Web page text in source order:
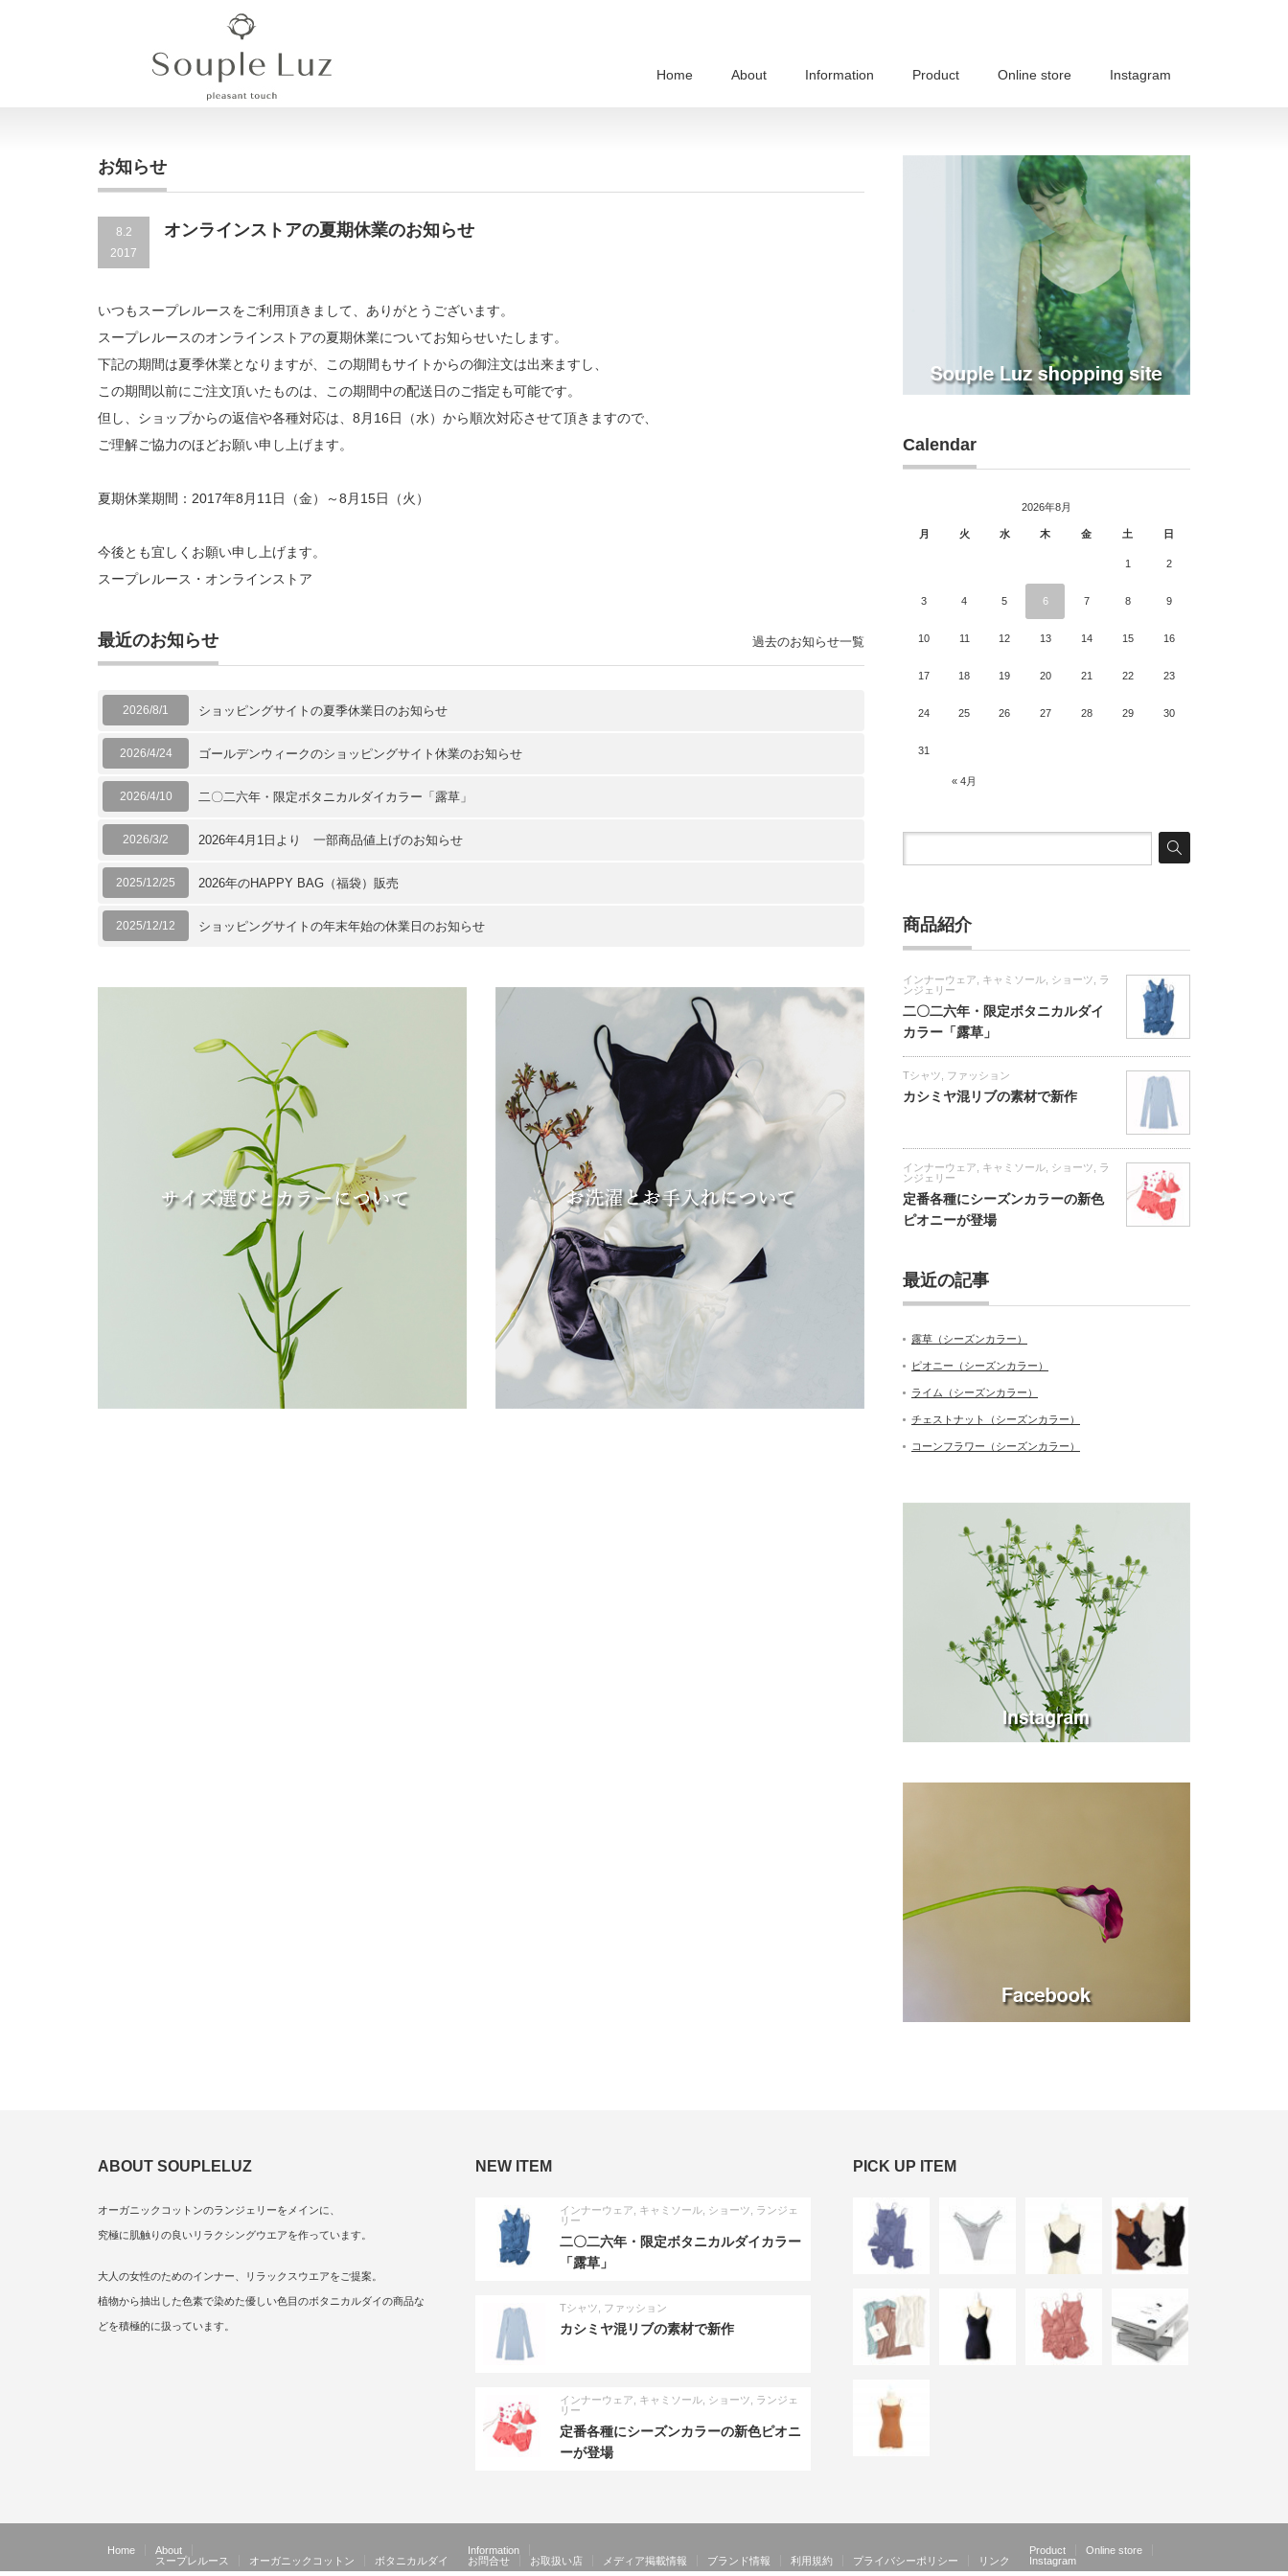
Home About Information Product Online store Instagram
お知らせ
8.2
2017
オンラインストアの夏期休業のお知らせ
いつもスープレルースをご利用頂きまして、ありがとうございます。
スープレルースのオンラインストアの夏期休業についてお知らせいたします。
下記の期間は夏季休業となりますが、この期間もサイトからの御注文は出来ますし、
この期間以前にご注文頂いたものは、この期間中の配送日のご指定も可能です。
但し、ショップからの返信や各種対応は、8月16日（水）から順次対応させて頂きますので、
ご理解ご協力のほどお願い申し上げます。
夏期休業期間：2017年8月11日（金）～8月15日（火）
今後とも宜しくお願い申し上げます。
スープレルース・オンラインストア
最近のお知らせ
2026/8/1 ショッピングサイトの夏季休業日のお知らせ
2026/4/24 ゴールデンウィークのショッピングサイト休業のお知らせ
2026/4/10 二〇二六年・限定ボタニカルダイカラー「露草」
2026/3/2 2026年4月1日より 一部商品値上げのお知らせ
2025/12/25 2026年のHAPPY BAG（福袋）販売
2025/12/12 ショッピングサイトの年末年始の休業日のお知らせ
過去のお知らせ一覧
Calendar
2026年8月
月 火 水 木 金 土 日
« 4月
1 2
3 4 5 6 7 8 9
10 11 12 13 14 15 16
17 18 19 20 21 22 23
24 25 26 27 28 29 30
31
商品紹介
インナーウェア キャミソール ショーツ
ラ
ンジェリー
二〇二六年・限定ボタニカルダイ
カラー「露草」
Tシャツ ファッション
カシミヤ混リブの素材で新作
インナーウェア キャミソール ショーツ
ラ
ンジェリー
定番各種にシーズンカラーの新色
ピオニーが登場
最近の記事
露草（シーズンカラー）
ピオニー（シーズンカラー）
ライム（シーズンカラー）
チェストナット（シーズンカラー）
コーンフラワー（シーズンカラー）
ABOUT SOUPLELUZ
オーガニックコットンのランジェリーをメインに、
究極に肌触りの良いリラクシングウエアを作っています。
大人の女性のためのインナー、リラックスウエアをご提案。
植物から抽出した色素で染めた優しい色目のボタニカルダイの商品な
どを積極的に扱っています。
NEW ITEM
インナーウェア キャミソール ショーツ
ランジェ
リー
二〇二六年・限定ボタニカルダイカラー
「露草」
Tシャツ ファッション
カシミヤ混リブの素材で新作
インナーウェア キャミソール ショーツ
ランジェ
リー
定番各種にシーズンカラーの新色ピオニ
ーが登場
PICK UP ITEM
Home
About
スープレルース
オーガニックコットン ボタニカルダイ
Information
お問合せ
お取扱い店 メディア掲載情報 ブランド情報 利用規約 プライバシーポリシー リンク
Product
Online store
Instagram